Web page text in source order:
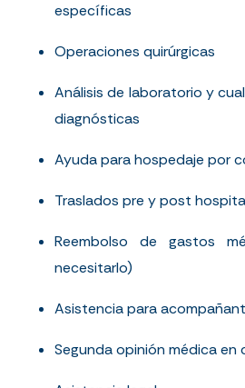
específicas
Operaciones quirúrgicas
Análisis de laboratorio y
diagnósticas
Ayuda para hospedaje por
Traslados pre y post
Reembolso de gastos
necesitarlo)
Asistencia para
Segunda opinión médica en